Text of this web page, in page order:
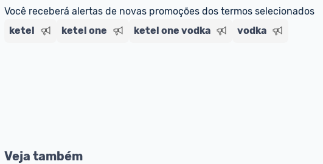
Você receberá alertas de novas promoções dos termos selecionados
ketel
ketel one ketel one vodka vodka
Veja também